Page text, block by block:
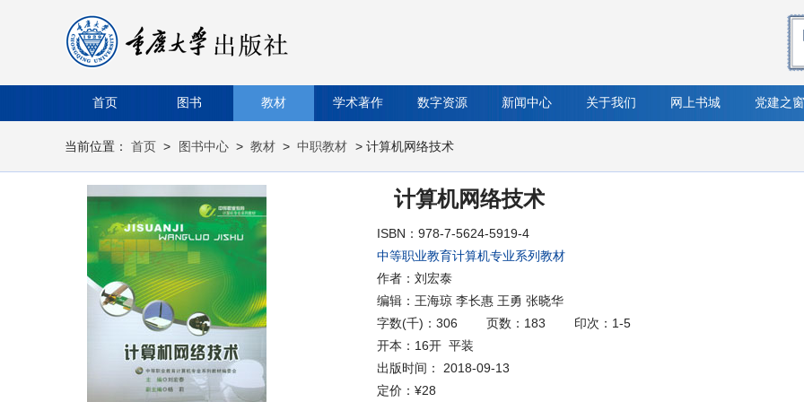
首页 图书 教材 学术著作 数字资源 新闻中心 关于我们 网上书城 党建之窗
当前位置： 首页 > 图书中心 > 教材 > 中职教材 > 计算机网络技术
计算机网络技术
ISBN：978-7-5624-5919-4
中等职业教育计算机专业系列教材
作者：刘宏泰
编辑：王海琼 李长惠 王勇 张晓华
字数(千)：306
页数：183
印次：1-5
开本：16开 平装
出版时间： 2018-09-13
定价： ¥28